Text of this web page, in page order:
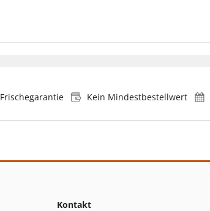
Frischegarantie Kein Mindestbestellwert
Kontakt